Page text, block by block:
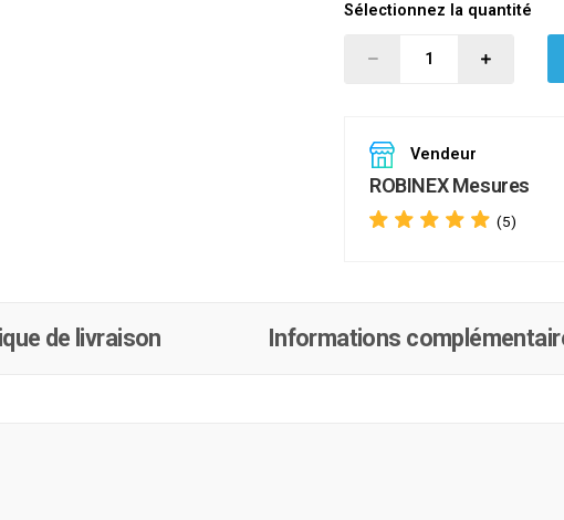
Sélectionnez la quantité
Vendeur
ROBINEX Mesures
(5)
de livraison Informations